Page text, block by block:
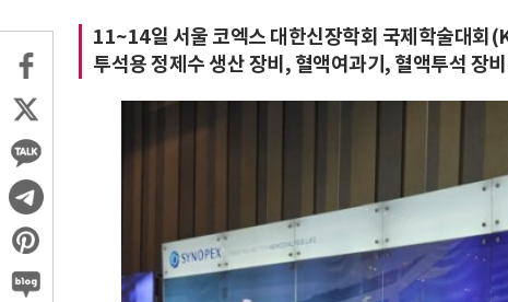
11~14일 서울 코엑스 대한신장학회 국제학술대회
투석용 정제수 생산 장비, 혈액여과기, 혈액투석 장비